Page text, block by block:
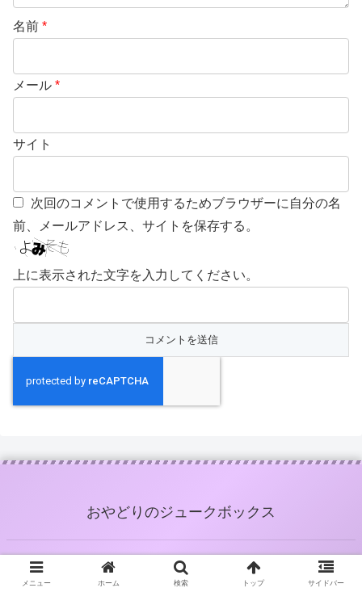
名前 *
メール *
サイト
次回のコメントで使用するためブラウザーに自分の名
前、メールアドレス、サイトを保存する。
上に表示された文字を入力してください。
おやどりのジュークボックス
© 2020 おやどりのジュークボックス.
メニュー ホーム 検索 トップ サイドバー